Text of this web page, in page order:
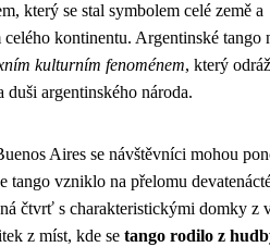
který se stal symbolem celé země a
kontinentu. Argentinské tango
kulturním fenoménem, který
duši argentinského národa.
Aires se návštěvníci mohou
tango vzniklo na přelomu
čtvrť s charakteristickými domky z
z míst, kde se tango rodilo z